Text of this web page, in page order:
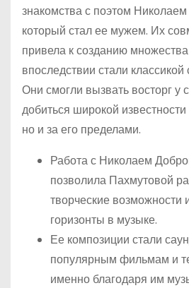
знакомства с поэтом
который стал ее мужем. Их
привела к созданию
впоследствии стали классикой
Они смогли вызвать восторг у
добиться широкой
но и за его пределами.
Работа с Николаем
позволила Пахмутовой
творческие возможности
горизонты в музыке.
Ее композиции стали
популярным фильмам и
именно благодаря им